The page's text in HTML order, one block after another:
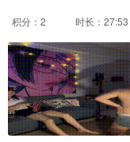
积分：2 时长：27:53